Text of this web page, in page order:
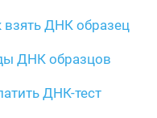
взять ДНК образец
ДНК образцов
ДНК-тест